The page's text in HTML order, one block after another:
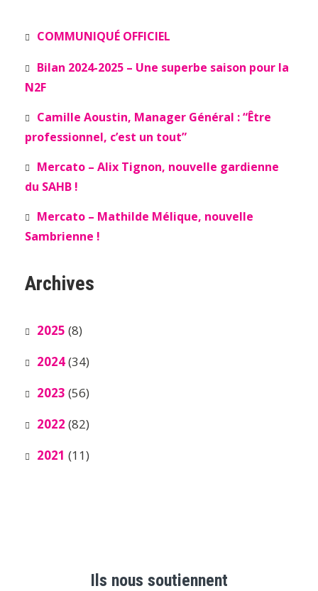
COMMUNIQUÉ OFFICIEL
Bilan 2024-2025 – Une superbe saison pour la
N2F
Camille Aoustin, Manager Général : “Être
professionnel, c’est un tout”
Mercato – Alix Tignon, nouvelle gardienne
du SAHB !
Mercato – Mathilde Mélique, nouvelle
Sambrienne !
Archives
2025 (8)
2024(34)
2023 (56)
2022 (82)
2021 (11)
Ils nous soutiennent